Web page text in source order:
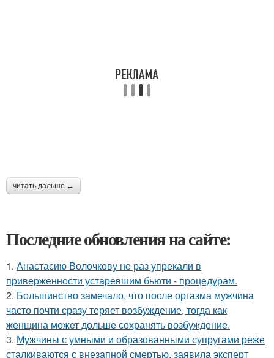
читать дальше →
Последние обновления на сайте:
1. Анастасию Волочкову не раз упрекали в
приверженности устаревшим бьюти - процедурам.
2. Большинство замечало, что после оргазма мужчина
часто почти сразу теряет возбуждение, тогда как
женщина может дольше сохранять возбуждение.
3. Мужчины с умными и образованными супругами реже
сталкиваются с внезапной смертью, заявила эксперт